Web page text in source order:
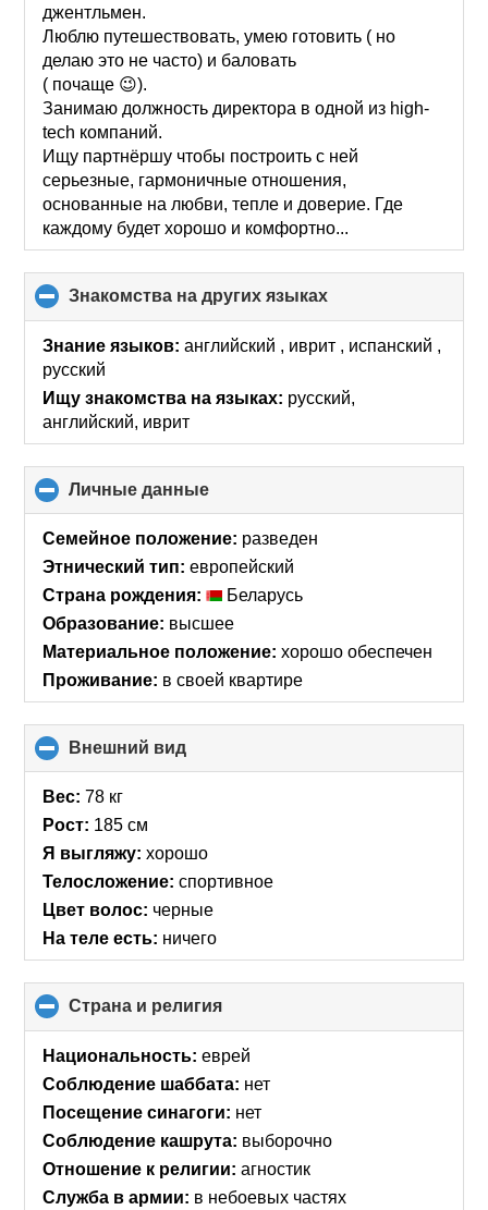
джентльмен.
Люблю путешествовать, умею готовить ( но
делаю это не часто) и баловать
( почаще 😉).
Занимаю должность директора в одной из high-
tech компаний.
Ищу партнёршу чтобы построить с ней
серьезные, гармоничные отношения,
основанные на любви, тепле и доверие. Где
каждому будет хорошо и комфортно...
Знакомства на других языках
to
collapse
Знание языков: английский , иврит , испанский ,
русский
Ищу знакомства на языках: русский,
английский, иврит
Личные данные
to
collapse
contents
Семейное положение: разведен
Этнический тип: европейский
Страна рождения:
Беларусь
Образование: высшее
Материальное положение: хорошо обеспечен
Проживание: в своей квартире
Внешний вид
to
Вес: 78 кг
Рост: 185 см
Я выгляжу: хорошо
Телосложение: спортивное
Цвет волос: черные
На теле есть: ничего
Страна и религия
to
collapse
contents
Национальность: еврей
Соблюдение шаббата: нет
Посещение синагоги: нет
Соблюдение кашрута: выборочно
Отношение к религии: агностик
Служба в армии: в небоевых частях